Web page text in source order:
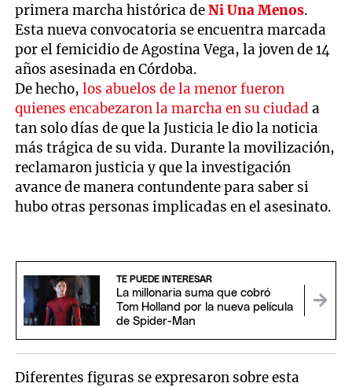
primera marcha histórica deNi Una Menos.
Esta nueva convocatoria se encuentra marcada
por el femicidio de Agostina Vega, la joven de 14
años asesinada en Córdoba.
De hecho, los abuelos de la menor fueron
quienes encabezaron la marcha en su ciudada
tan solo días de que la Justicia le dio la noticia
más trágica de su vida. Durante la movilización,
reclamaron justicia y que la investigación
avance de manera contundente para saber si
hubo otras personas implicadas en el asesinato.
TE PUEDE INTERESAR
La millonaria suma que cobró
Tom Holland por la nueva película
de Spider-Man
Diferentes figuras se expresaron sobre esta